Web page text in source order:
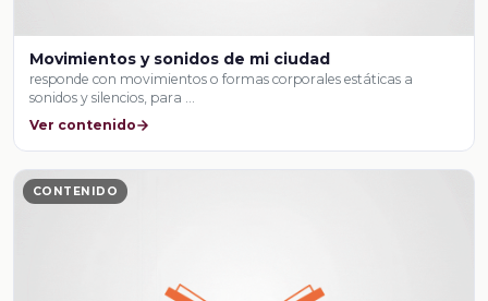
Movimientos y sonidos de mi ciudad
responde con movimientos o formas corporales estáticas a
sonidos y silencios, para …
Ver contenido
CONTENIDO